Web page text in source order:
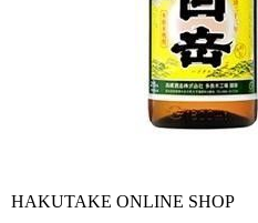
HAKUTAKE ONLINE SHOP